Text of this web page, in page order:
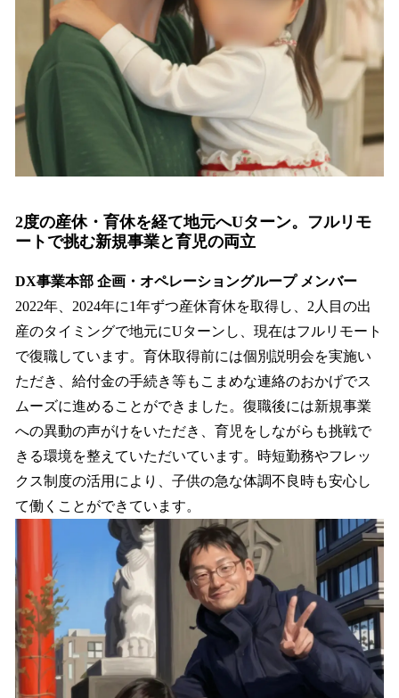
2度の産休・育休を経て地元へUターン。フルリモ
ートで挑む新規事業と育児の両立
DX事業本部 企画・オペレーショングループ メンバー
2022年、2024年に1年ずつ産休育休を取得し、2人目の出
産のタイミングで地元にUターンし、現在はフルリモート
で復職しています。育休取得前には個別説明会を実施い
ただき、給付金の手続き等もこまめな連絡のおかげでス
ムーズに進めることができました。復職後には新規事業
への異動の声がけをいただき、育児をしながらも挑戦で
きる環境を整えていただいています。時短勤務やフレッ
クス制度の活用により、子供の急な体調不良時も安心し
て働くことができています。